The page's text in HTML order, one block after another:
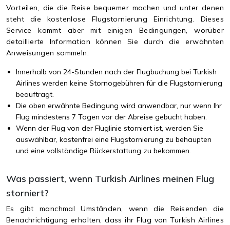
Vorteilen, die die Reise bequemer machen und unter denen
steht die kostenlose Flugstornierung Einrichtung. Dieses
Service kommt aber mit einigen Bedingungen, worüber
detaillierte Information können Sie durch die erwähnten
Anweisungen sammeln.
Innerhalb von 24-Stunden nach der Flugbuchung bei Turkish
Airlines werden keine Stornogebühren für die Flugstornierung
beauftragt.
Die oben erwähnte Bedingung wird anwendbar, nur wenn Ihr
Flug mindestens 7 Tagen vor der Abreise gebucht haben.
Wenn der Flug von der Fluglinie storniert ist, werden Sie
auswählbar, kostenfrei eine Flugstornierung zu behaupten
und eine vollständige Rückerstattung zu bekommen.
Was passiert, wenn Turkish Airlines meinen Flug
storniert?
Es gibt manchmal Umständen, wenn die Reisenden die
Benachrichtigung erhalten, dass ihr Flug von Turkish Airlines